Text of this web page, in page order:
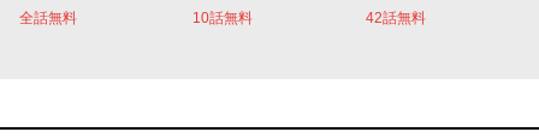
全話無料 10話無料 42話無料